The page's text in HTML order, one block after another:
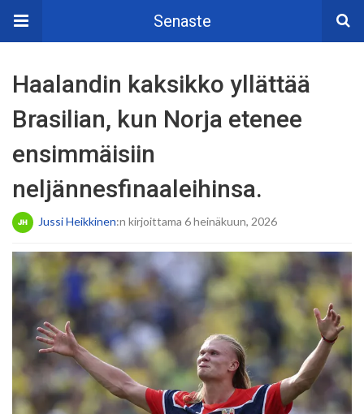
Senaste
Haalandin kaksikko yllättää
Brasilian, kun Norja etenee
ensimmäisiin
neljännesfinaaleihinsa.
Jussi Heikkinen:n kirjoittama 6 heinäkuun, 2026